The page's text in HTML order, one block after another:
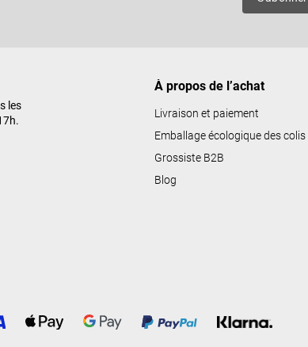
i
e
s
les
À propos de l’achat
Livraison et paiement
Emballage écologique des colis
Grossiste B2B
Blog